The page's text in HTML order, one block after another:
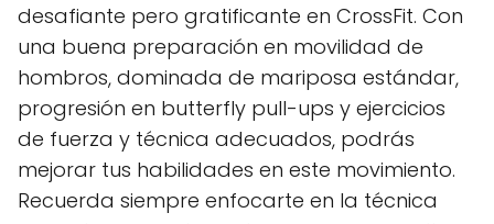
desafiante pero gratificante en CrossFit. Con
una buena preparación en movilidad de
hombros, dominada de mariposa estándar,
progresión en butterfly pull-ups y ejercicios
de fuerza y técnica adecuados, podrás
mejorar tus habilidades en este movimiento.
Recuerda siempre enfocarte en la técnica